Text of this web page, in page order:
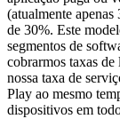
(atualmente
de 30%. Este
segmentos de
cobrarmos taxas
nossa taxa de
Play ao mesmo
dispositivos em